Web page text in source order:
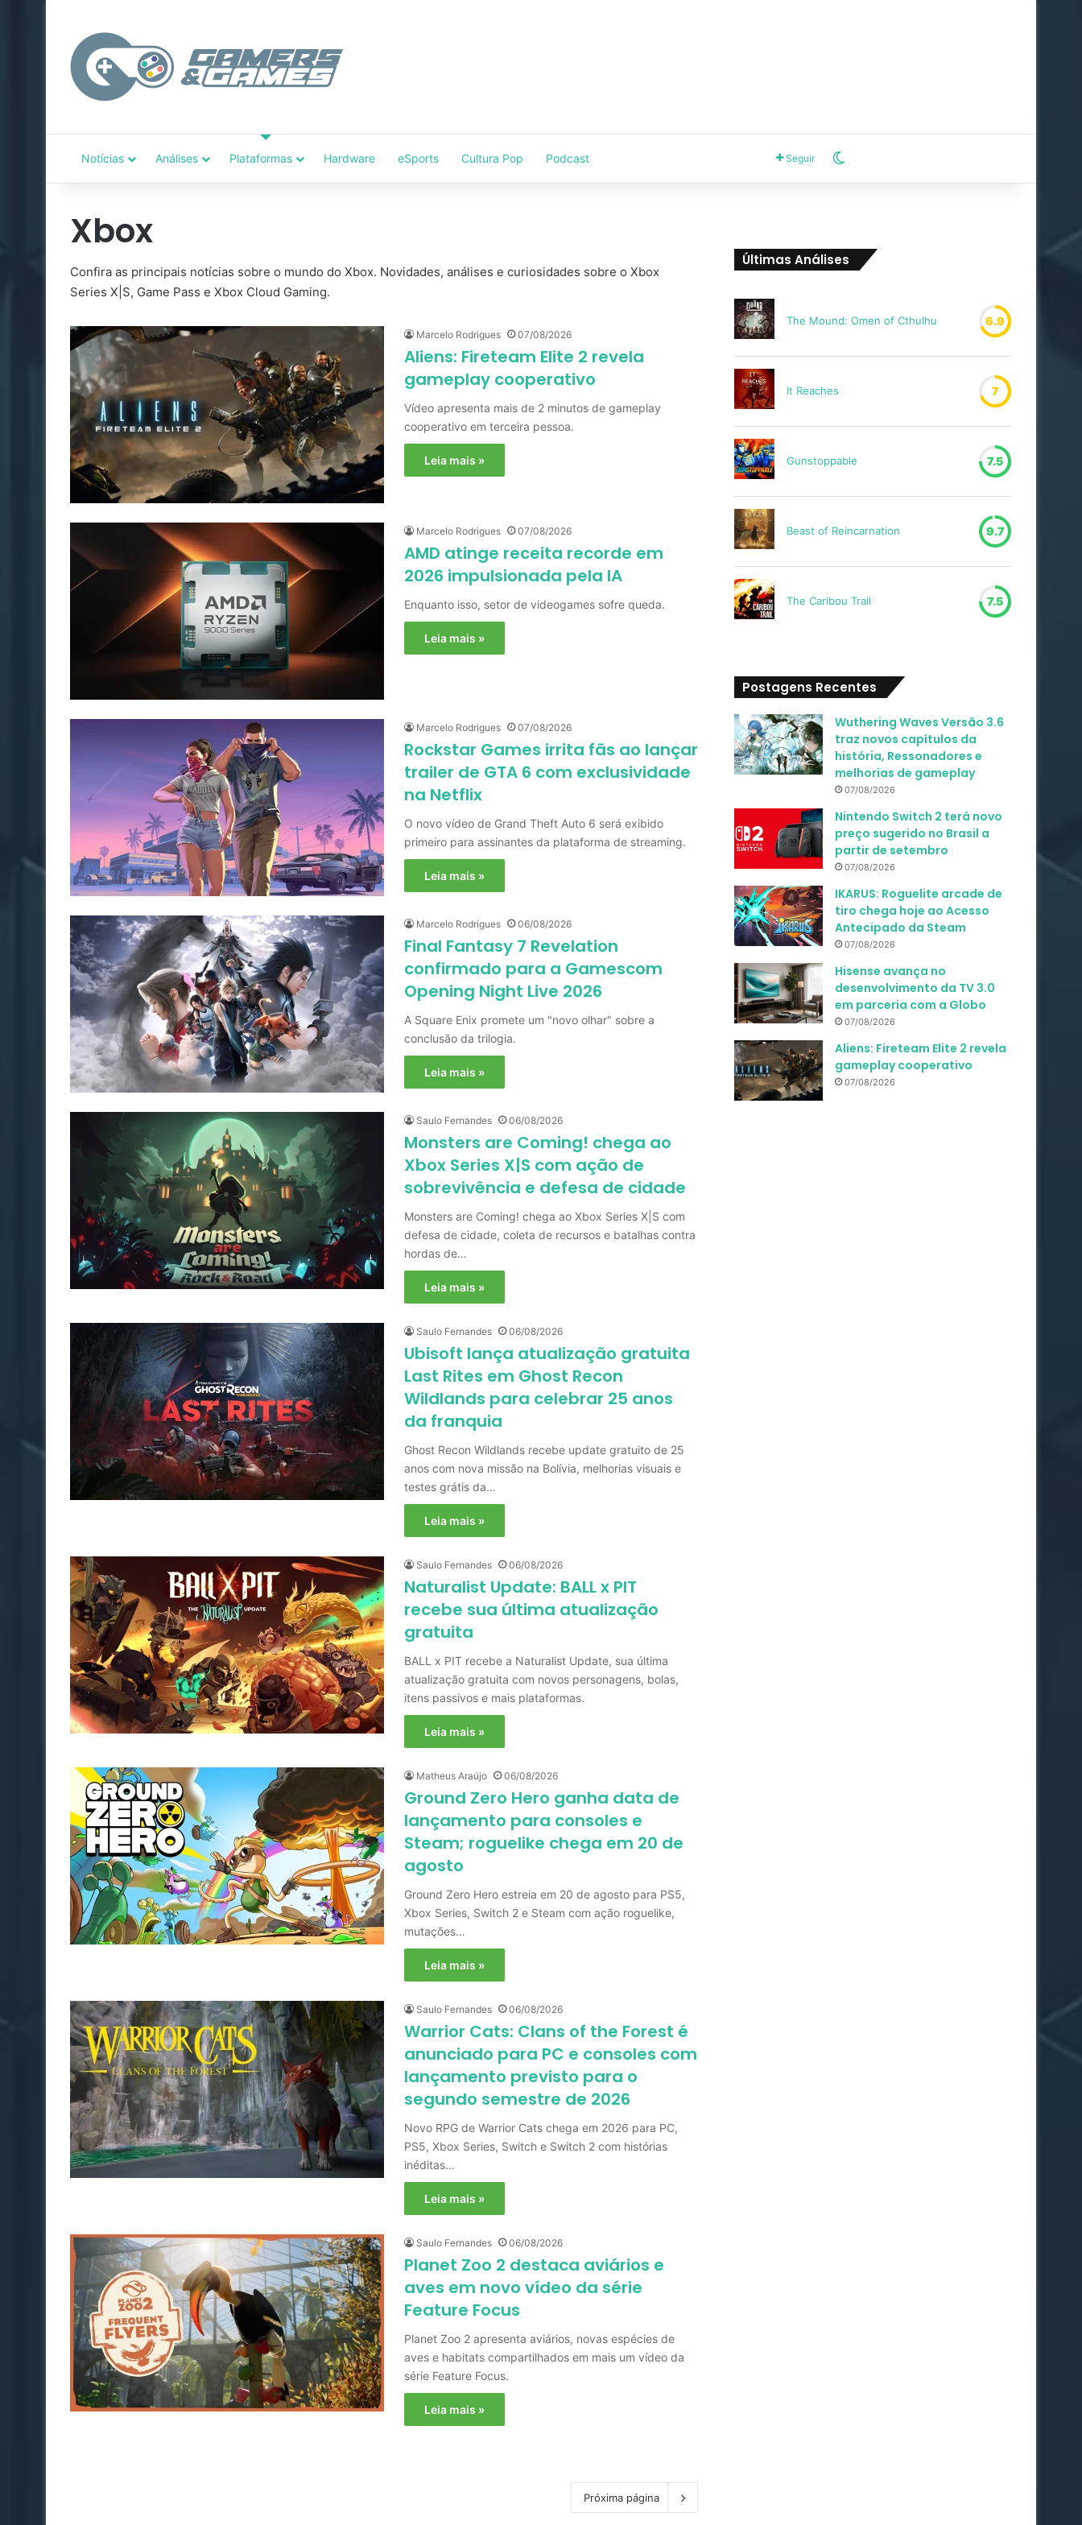
Notícias Análises Plataformas Hardware eSports Cultura Pop Podcast Seguir
Xbox
Confira as principais notícias sobre o mundo do Xbox. Novidades, análises e curiosidades sobre o Xbox
Series X|S, Game Pass e Xbox Cloud Gaming.
Marcelo Rodrigues 07/08/2026
Aliens: Fireteam Elite 2 revela
gameplay cooperativo
Vídeo apresenta mais de 2 minutos de gameplay
cooperativo em terceira pessoa.
Leia mais »
Marcelo Rodrigues 07/08/2026
AMD atinge receita recorde em
2026 impulsionada pela IA
Enquanto isso, setor de videogames sofre queda.
Leia mais »
Marcelo Rodrigues 07/08/2026
Rockstar Games irrita fãs ao lançar
trailer de GTA 6 com exclusividade
na Netflix
O novo vídeo de Grand Theft Auto 6 será exibido
primeiro para assinantes da plataforma de streaming.
Leia mais »
Marcelo Rodrigues 06/08/2026
Final Fantasy 7 Revelation
confirmado para a Gamescom
Opening Night Live 2026
A Square Enix promete um "novo olhar" sobre a
conclusão da trilogia.
Leia mais »
Saulo Fernandes 06/08/2026
Monsters are Coming! chega ao
Xbox Series X|S com ação de
sobrevivência e defesa de cidade
Monsters are Coming! chega ao Xbox Series X|S com
defesa de cidade, coleta de recursos e batalhas contra
hordas de…
Leia mais »
Saulo Fernandes 06/08/2026
Ubisoft lança atualização gratuita
Last Rites em Ghost Recon
Wildlands para celebrar 25 anos
da franquia
Ghost Recon Wildlands recebe update gratuito de 25
anos com nova missão na Bolívia, melhorias visuais e
testes grátis da…
Leia mais »
Saulo Fernandes 06/08/2026
Naturalist Update: BALL x PIT
recebe sua última atualização
gratuita
BALL x PIT recebe a Naturalist Update, sua última
atualização gratuita com novos personagens, bolas,
itens passivos e mais plataformas.
Leia mais »
Matheus Araújo 06/08/2026
Ground Zero Hero ganha data de
lançamento para consoles e
Steam; roguelike chega em 20 de
agosto
Ground Zero Hero estreia em 20 de agosto para PS5,
Xbox Series, Switch 2 e Steam com ação roguelike,
mutações…
Leia mais »
Saulo Fernandes 06/08/2026
Warrior Cats: Clans of the Forest é
anunciado para PC e consoles com
lançamento previsto para o
segundo semestre de 2026
Novo RPG de Warrior Cats chega em 2026 para PC,
PS5, Xbox Series, Switch e Switch 2 com histórias
inéditas…
Leia mais »
Saulo Fernandes 06/08/2026
Planet Zoo 2 destaca aviários e
aves em novo vídeo da série
Feature Focus
Planet Zoo 2 apresenta aviários, novas espécies de
aves e habitats compartilhados em mais um vídeo da
série Feature Focus.
Leia mais »
Próxima página
Últimas Análises
The Mound: Omen of Cthulhu 6.9
It Reaches 7
Gunstoppable 7.5
Beast of Reincarnation 9.7
The Caribou Trail 7.5
Postagens Recentes
Wuthering Waves Versão 3.6
traz novos capítulos da
história, Ressonadores e
melhorias de gameplay
07/08/2026
Nintendo Switch 2 terá novo
preço sugerido no Brasil a
partir de setembro
07/08/2026
IKARUS: Roguelite arcade de
tiro chega hoje ao Acesso
Antecipado da Steam
07/08/2026
Hisense avança no
desenvolvimento da TV 3.0
em parceria com a Globo
07/08/2026
Aliens: Fireteam Elite 2 revela
gameplay cooperativo
07/08/2026